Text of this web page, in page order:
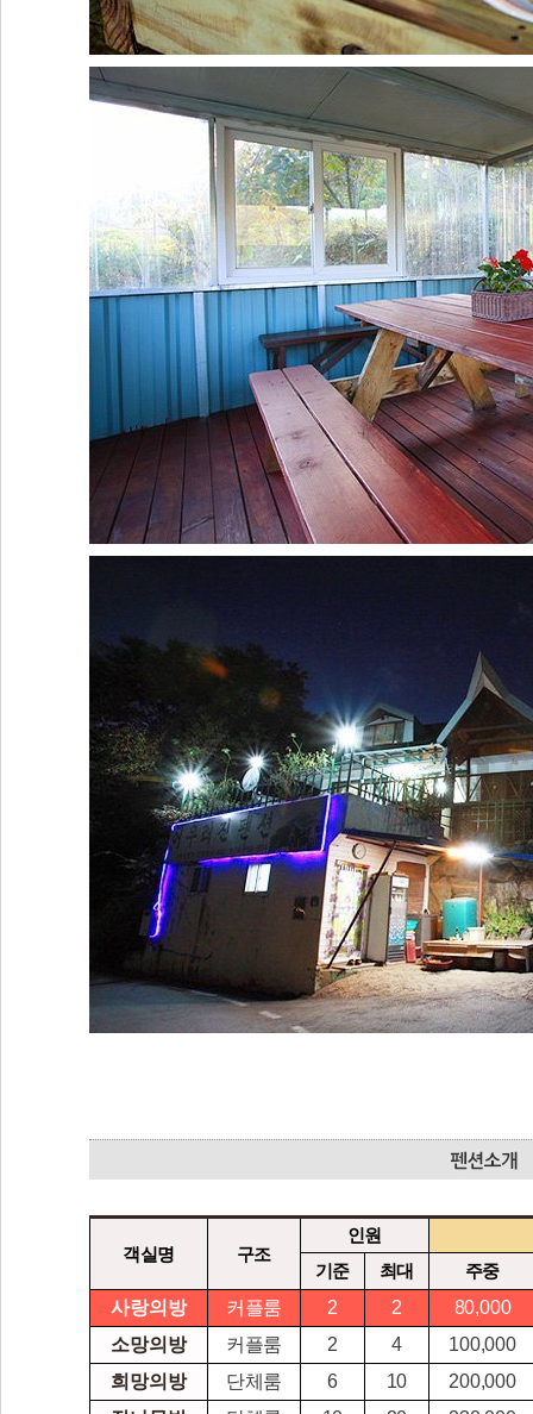
객실명 구조
인원
기준
최대
주중
사랑의방
커플룸 2 2
80,000
소망의방
커플룸 2 4
100,000
희망의방
단체룸 6 10
200,000